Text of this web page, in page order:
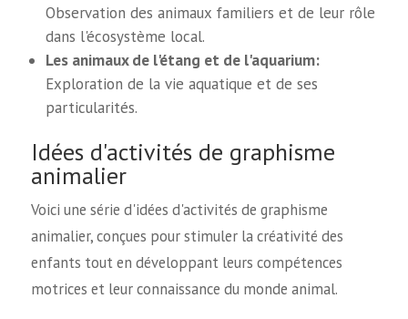
Observation des animaux familiers et de leur rôle
dans l'écosystème local.
Les animaux de l'étang et de l'aquarium:
Exploration de la vie aquatique et de ses
particularités.
Idées d'activités de graphisme
animalier
Voici une série d'idées d'activités de graphisme
animalier, conçues pour stimuler la créativité des
enfants tout en développant leurs compétences
motrices et leur connaissance du monde animal.